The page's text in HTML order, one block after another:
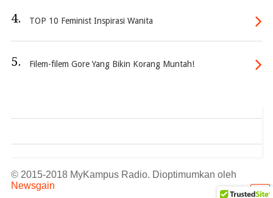
4. TOP 10 Feminist Inspirasi Wanita
5. Filem-filem Gore Yang Bikin Korang Muntah!
© 2015-2018 MyKampus Radio. Dioptimumkan oleh
Newsgain